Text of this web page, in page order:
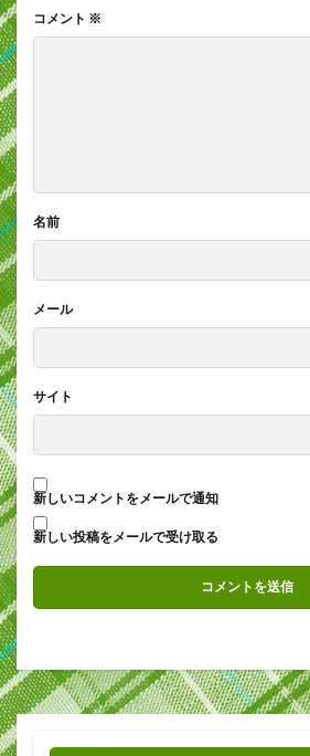
コメント ※
名前
メール
サイト
新しいコメントをメールで通知
新しい投稿をメールで受け取る